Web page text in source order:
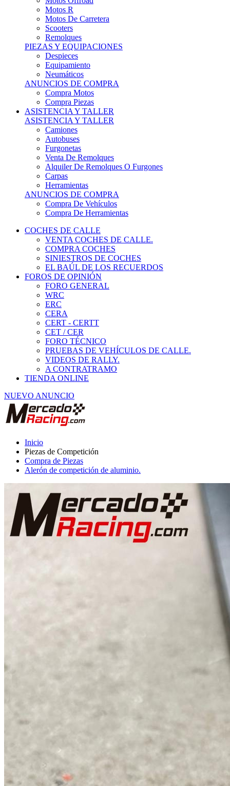
Motos R
Motos De Carretera
Scooters
Remolques
PIEZAS Y EQUIPACIONES
Despieces
Equipamiento
Neumáticos
ANUNCIOS DE COMPRA
Compra Motos
Compra Piezas
ASISTENCIA Y TALLER
ASISTENCIA Y TALLER
Camiones
Autobuses
Furgonetas
Venta De Remolques
Alquiler De Remolques O Furgones
Carpas
Herramientas
ANUNCIOS DE COMPRA
Compra De Vehículos
Compra De Herramientas
COCHES DE CALLE
VENTA COCHES DE CALLE.
COMPRA COCHES
SINIESTROS DE COCHES
EL BAÚL DE LOS RECUERDOS
FOROS DE OPINIÓN
FORO GENERAL
WRC
ERC
CERA
CERT - CERTT
CET / CER
FORO TÉCNICO
PRUEBAS DE VEHÍCULOS DE CALLE.
VIDEOS DE RALLY.
A CONTRATRAMO
TIENDA ONLINE
NUEVO ANUNCIO
Inicio
Piezas de Competición
Compra de Piezas
Alerón de competición de aluminio.